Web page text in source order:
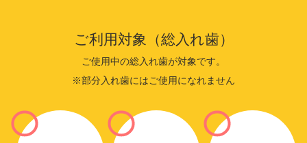
ご利用対象（総入れ歯）
ご使用中の総入れ歯が対象です。
※部分入れ歯にはご使用になれません